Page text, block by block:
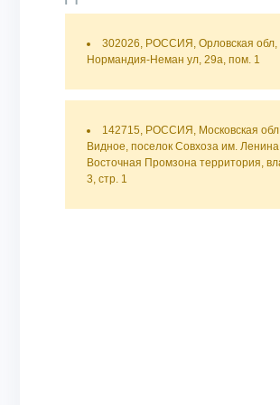
302026, РОССИЯ, Орловская обл,
Нормандия-Неман ул, 29а, пом. 1
142715, РОССИЯ, Московская
Видное, поселок Совхоза им. Ленина,
Восточная Промзона территория,
3, стр. 1